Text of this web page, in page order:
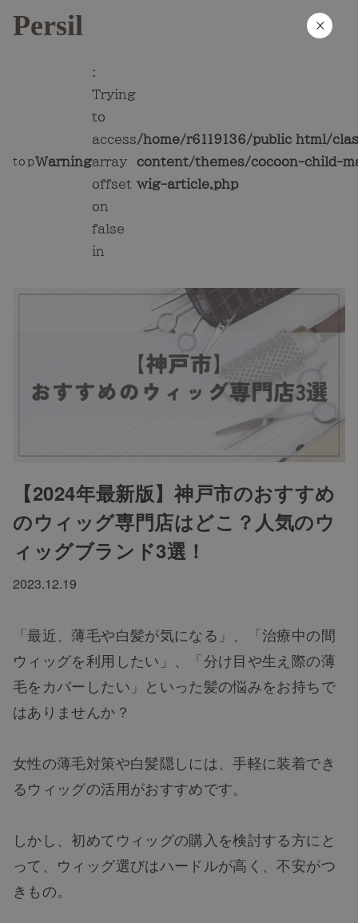
Persil
topWarning
:
Trying
to
access
array
offset
on
false
in
/home/r6119136/public_html/
content/themes/cocoon-child-
wig-article.php
【2024年最新版】神戸市のおすすめ
のウィッグ専門店はどこ？人気のウ
ィッグブランド3選！
2023.12.19
「最近、薄毛や白髪が気になる」、「治療中の間
ウィッグを利用したい」、「分け目や生え際の薄
毛をカバーしたい」といった髪の悩みをお持ちで
はありませんか？
女性の薄毛対策や白髪隠しには、手軽に装着でき
るウィッグの活用がおすすめです。
しかし、初めてウィッグの購入を検討する方にと
って、ウィッグ選びはハードルが高く、不安がつ
きもの。
×